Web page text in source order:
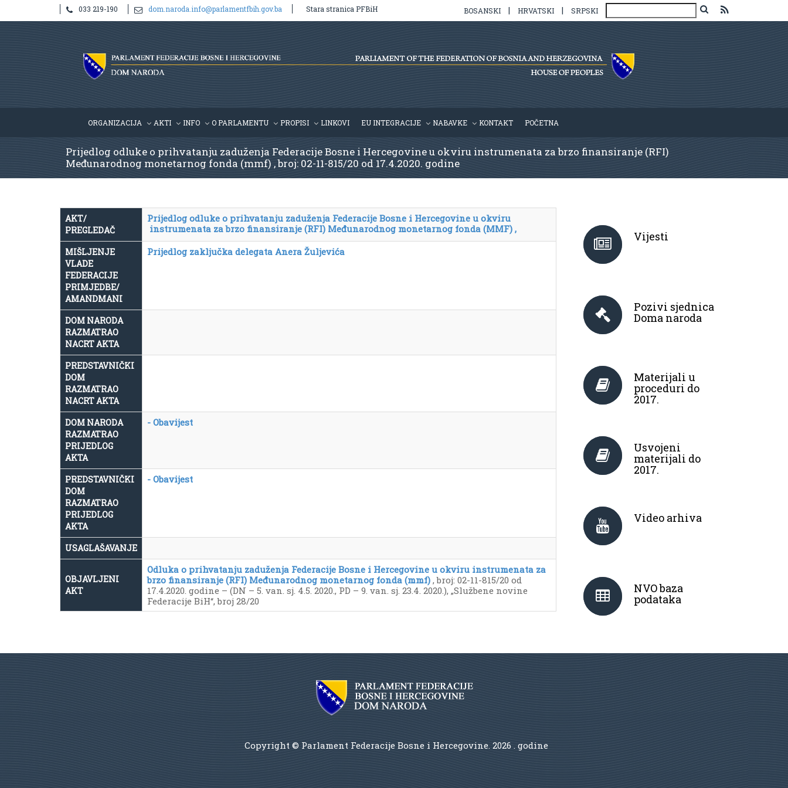
033 219-190 dom.naroda.info@parlamentfbih.gov.ba Stara stranica PFBiH BOSANSKI | HRVATSKI | SRPSKI
ORGANIZACIJA AKTI INFO O PARLAMENTU PROPISI LINKOVI EU INTEGRACIJE NABAVKE KONTAKT POČETNA
Prijedlog odluke o prihvatanju zaduženja Federacije Bosne i Hercegovine u okviru instrumenata za brzo finansiranje (RFI)
Međunarodnog monetarnog fonda (mmf) , broj: 02-11-815/20 od 17.4.2020. godine
AKT/
PREGLEDAČ
Prijedlog odluke o prihvatanju zaduženja Federacije Bosne i Hercegovine u okviru
instrumenata za brzo finansiranje (RFI) Međunarodnog monetarnog fonda (MMF) ,
MIŠLJENJE
VLADE
FEDERACIJE
PRIMJEDBE/
AMANDMANI
Prijedlog zaključka delegata Anera Žuljevića
DOM NARODA
RAZMATRAO
NACRT AKTA
PREDSTAVNIČKI
DOM
RAZMATRAO
NACRT AKTA
DOM NARODA
RAZMATRAO
PRIJEDLOG
AKTA
- Obavijest
PREDSTAVNIČKI
DOM
RAZMATRAO
PRIJEDLOG
AKTA
- Obavijest
USAGLAŠAVANJE
OBJAVLJENI
AKT
Odluka o prihvatanju zaduženja Federacije Bosne i Hercegovine u okviru instrumenata za
brzo finansiranje (RFI) Međunarodnog monetarnog fonda (mmf) , broj: 02-11-815/20 od
17.4.2020. godine – (DN – 5. van. sj. 4.5. 2020., PD – 9. van. sj. 23.4. 2020.), „Službene novine
Federacije BiH“, broj 28/20
Vijesti
Pozivi sjednica
Doma naroda
Materijali u
proceduri do
2017.
Usvojeni
materijali do
2017.
Video arhiva
NVO baza
podataka
Copyright © Parlament Federacije Bosne i Hercegovine. 2026 . godine